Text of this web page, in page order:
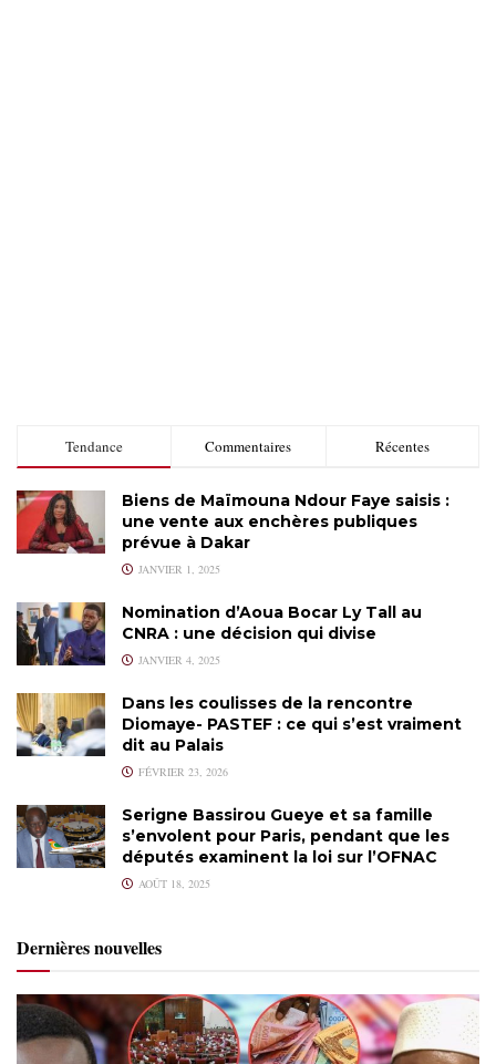
Tendance Commentaires Récentes
Biens de Maïmouna Ndour Faye saisis :
une vente aux enchères publiques
prévue à Dakar
JANVIER 1, 2025
Nomination d’Aoua Bocar Ly Tall au
CNRA : une décision qui divise
JANVIER 4, 2025
Dans les coulisses de la rencontre
Diomaye- PASTEF : ce qui s’est vraiment
dit au Palais
FÉVRIER 23, 2026
Serigne Bassirou Gueye et sa famille
s’envolent pour Paris, pendant que les
députés examinent la loi sur l’OFNAC
AOÛT 18, 2025
Dernières nouvelles